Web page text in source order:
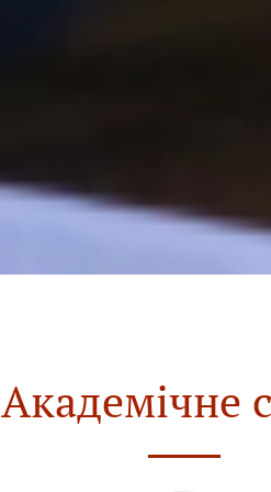
Академічне